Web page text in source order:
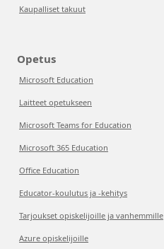
Kaupalliset takuut
Opetus
Microsoft Education
Laitteet opetukseen
Microsoft Teams for Education
Microsoft 365 Education
Office Education
Educator-koulutus ja -kehitys
Tarjoukset opiskelijoille ja vanhemmille
Azure opiskelijoille